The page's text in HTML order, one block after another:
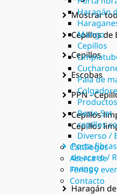
Haragán
Mango
Cepillos
Pala de
Resin Set
cepillos
Diverso /
Catálogos
Acerca de
Ferias y
Contacto
Mostrar
Cepillos de
Cepillos
Escobas
PPN -
Cepillos
Cepillos
Porta
de acero /
mango
Haragán